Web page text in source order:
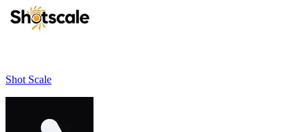
Shot Scale